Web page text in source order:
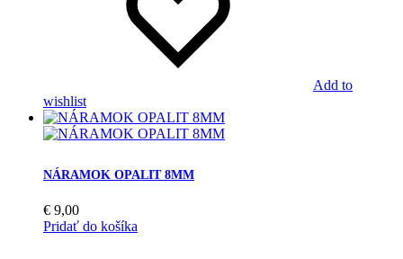
Add to
wishlist
NÁRAMOK OPALIT 8MM
€ 9,00
Pridať do košíka